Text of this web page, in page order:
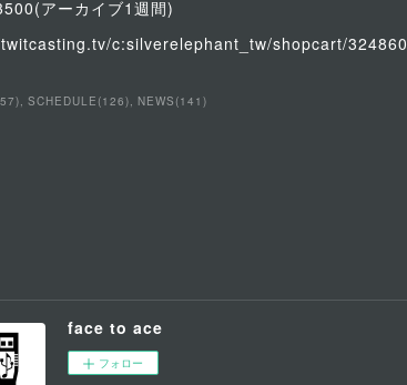
アーカイブ1週間)
c:silverelephant_tw/shopcart/324860
) SCHEDULE (126) NEWS (141 )
face to ace
フォロー